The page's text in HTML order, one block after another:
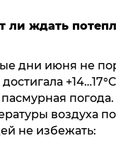
ли ждать
дни июня не
воздуха
не избежать: